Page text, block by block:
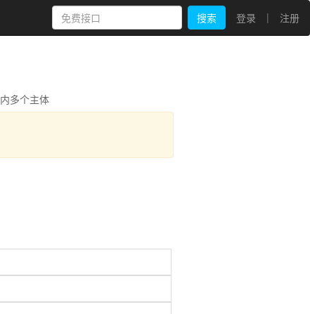
搜索 登录 | 注册
多个主体